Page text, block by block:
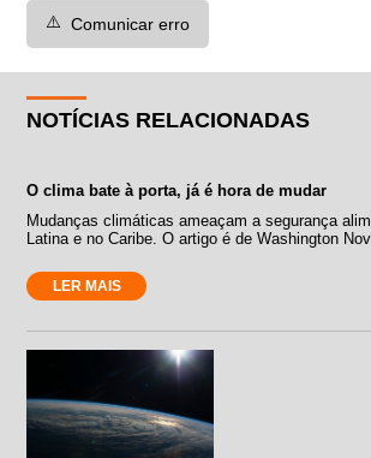
⚠️ Comunicar erro
NOTÍCIAS RELACIONADAS
O clima bate à porta, já é hora de mudar
Mudanças climáticas ameaçam a segurança
Latina e no Caribe. O artigo é de Washington
LER MAIS